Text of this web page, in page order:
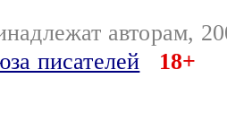
авторам,
писателей
18+